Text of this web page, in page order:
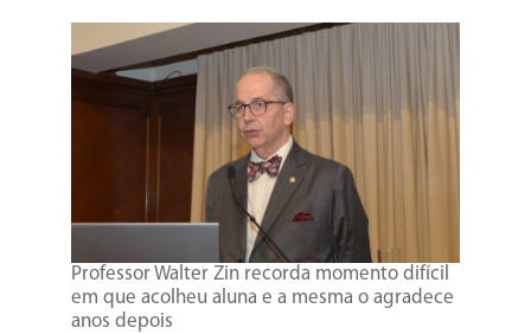
Professor Walter Zin recorda momento difícil
em que acolheu aluna e a mesma o agradece
anos depois